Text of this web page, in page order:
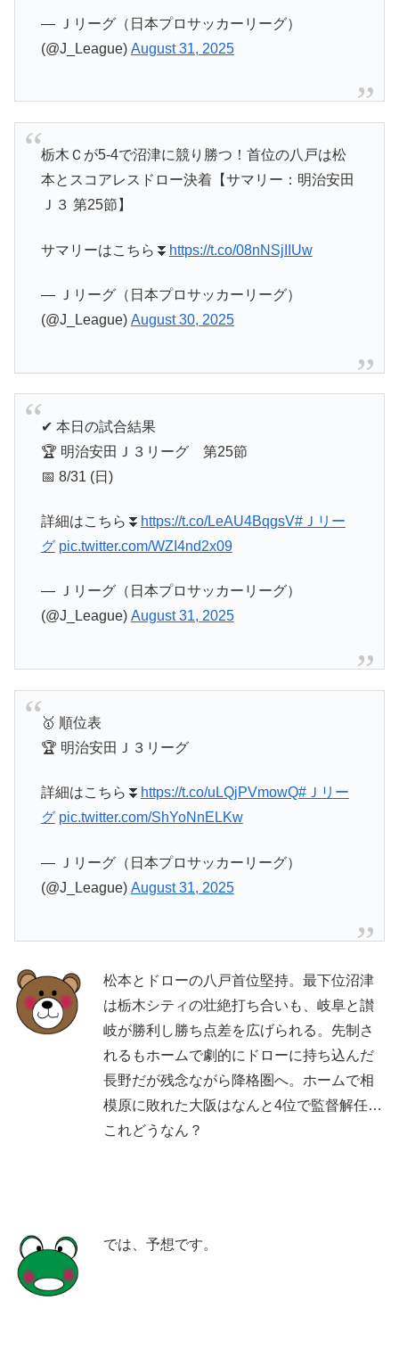
— Ｊリーグ（日本プロサッカーリーグ）
(@J_League) August 31, 2025
栃木Ｃが5-4で沼津に競り勝つ！首位の八戸は松
本とスコアレスドロー決着【サマリー：明治安田
Ｊ３ 第25節】
サマリーはこちら⏬️ https://t.co/08nNSjIIUw
— Ｊリーグ（日本プロサッカーリーグ）
(@J_League) August 30, 2025
✔︎ 本日の試合結果
🏆 明治安田Ｊ３リーグ 第25節
📅 8/31 (日)
詳細はこちら⏬️ https://t.co/LeAU4BqgsV#Ｊリー
グ pic.twitter.com/WZI4nd2x09
— Ｊリーグ（日本プロサッカーリーグ）
(@J_League) August 31, 2025
🥇 順位表
🏆 明治安田Ｊ３リーグ
詳細はこちら⏬️ https://t.co/uLQjPVmowQ#Ｊリー
グ pic.twitter.com/ShYoNnELKw
— Ｊリーグ（日本プロサッカーリーグ）
(@J_League) August 31, 2025
松本とドローの八戸首位堅持。最下位沼津
は栃木シティの壮絶打ち合いも、岐阜と讃
岐が勝利し勝ち点差を広げられる。先制さ
れるもホームで劇的にドローに持ち込んだ
長野だが残念ながら降格圏へ。ホームで相
模原に敗れた大阪はなんと4位で監督解任…
これどうなん？
では、予想です。